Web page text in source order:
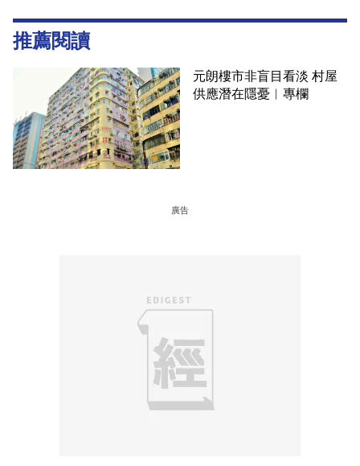
推薦閱讀
元朗樓市非盲目看淡 村屋
供應潛在隱憂︳專欄
廣告